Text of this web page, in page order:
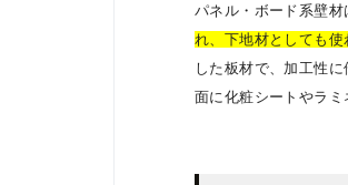
パネル・ボード系壁材
れ、下地材としても使
した板材で、加工性
面に化粧シートやラミ